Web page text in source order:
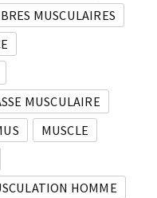
MUSCULAIRES
MUSCULAIRE
MUSCLE
HOMME